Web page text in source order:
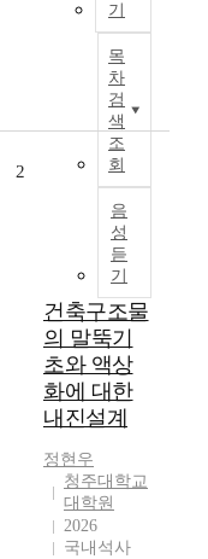
기
목
차
검
색
조
회
음
성
듣
기
2
건축구조물
의 말뚝기
초와 액상
화에 대한
내진설계
정현우
청주대학교
대학원
2026
국내석사